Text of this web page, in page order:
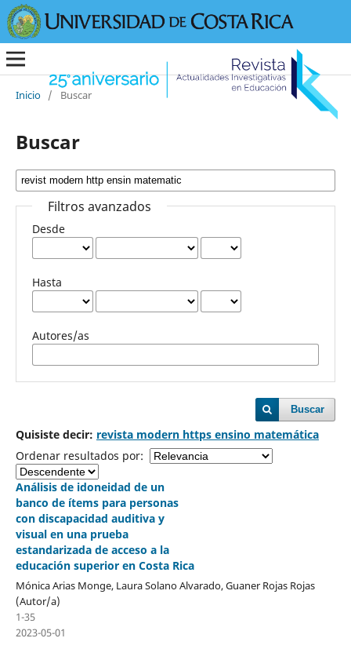
Inicio / Buscar
Buscar
Filtros avanzados
Desde
Hasta
Autores/as
Buscar
Quisiste decir: revista modern https ensino matemática
Ordenar resultados por:
Análisis de idoneidad de un
banco de ítems para personas
con discapacidad auditiva y
visual en una prueba
estandarizada de acceso a la
educación superior en Costa Rica
Mónica Arias Monge, Laura Solano Alvarado, Guaner Rojas Rojas
(Autor/a)
1-35
2023-05-01